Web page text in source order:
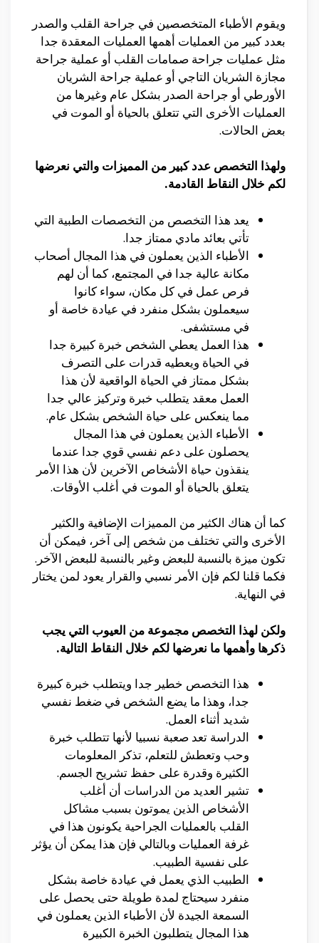
ويقوم الأطباء المتخصصين في جراحة القلب والصدر
بعدد كبير من العمليات أهمها العمليات المعقدة جدا
مثل عمليات جراحة صمامات القلب أو عملية جراحة
مجازة الشريان التاجي أو عملية جراحة الشريان
الأورطي أو جراحة الصدر بشكل عام وغيرها من
العمليات الأخرى التي تتعلق بالحياة أو الموت في
بعض الحالات.
ولهذا التخصص عدد كبير من المميزات والتي نعرضها
لكم خلال النقاط القادمة.
يعد هذا التخصص من التخصصات الطبية التي
تأتي بعائد مادي ممتاز جدا.
الأطباء الذين يعملون في هذا المجال أصحاب
مكانة عالية جدا في المجتمع، كما أن لهم
فرص عمل في كل مكان، سواء كانوا
سيعملون بشكل منفرد في عيادة خاصة أو
في مستشفى.
هذا العمل يعطي الشخص خبرة كبيرة جدا
في الحياة ويعطيه قدرات على التصرف
بشكل ممتاز في الحياة الواقعية لأن هذا
العمل معقد يتطلب خبرة وتركيز عالي جدا
مما ينعكس على حياة الشخص بشكل عام.
الأطباء الذين يعملون في هذا المجال
يحصلون على دعم نفسي قوي جدا عندما
ينقذون حياة الأشخاص الآخرين لأن هذا الأمر
يتعلق بالحياة أو الموت في أغلب الأوقات.
كما أن هناك الكثير من المميزات الإضافية والكثير
الأخرى والتي تختلف من شخص إلى آخر، فيمكن أن
تكون ميزة بالنسبة للبعض وغير بالنسبة للبعض الآخر.
فكما قلنا لكم فإن الأمر نسبي والقرار يعود لمن يختار
في النهاية.
ولكن لهذا التخصص مجموعة من العيوب التي يجب
ذكرها وأهمها ما نعرضها لكم خلال النقاط التالية.
هذا التخصص خطير جدا ويتطلب خبرة كبيرة
جدا، وهذا ما يضع الشخص في ضغط نفسي
شديد أثناء العمل.
الدراسة تعد صعبة نسبيا لأنها تتطلب خبرة
وحب وتعطش للتعلم، تذكر المعلومات
الكثيرة وقدرة على حفظ تشريح الجسم.
تشير العديد من الدراسات أن أغلب
الأشخاص الذين يموتون بسبب مشاكل
القلب بالعمليات الجراحية يكونون هذا في
غرفة العمليات وبالتالي فإن هذا يمكن أن يؤثر
على نفسية الطبيب.
الطبيب الذي يعمل في عيادة خاصة بشكل
منفرد سيحتاج لمدة طويلة حتى يحصل على
السمعة الجيدة لأن الأطباء الذين يعملون في
هذا المجال يتطلبون الخبرة الكبيرة